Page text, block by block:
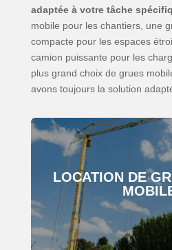
adaptée à votre tâche
mobile pour les chantiers, une
compacte pour les espaces
camion puissante pour les
plus grand choix de grues
avons toujours la solution
LOCATION DE